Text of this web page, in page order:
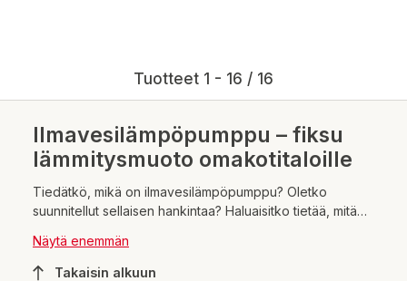
Tuotteet 1 - 16 / 16
Ilmavesilämpöpumppu – fiksu
lämmitysmuoto omakotitaloille
Tiedätkö, mikä on ilmavesilämpöpumppu? Oletko
suunnitellut sellaisen hankintaa? Haluaisitko tietää, mitä
Näihin kysymyksiin saat vastaukset tässä artikkelissa. Itse
lämpöpumput saat helposti hankittua verkkokaupastamme.
Näytä enemmän
Takaisin alkuun